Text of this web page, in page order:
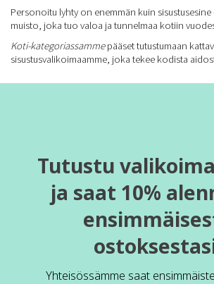
Personoitu lyhty on enemmän kuin sisustusesine
muisto, joka tuo valoa ja tunnelmaa kotiin
Koti-kategoriassammepääset tutustumaan
sisustusvalikoimaamme, joka tekee kodista
Tutustu
ja saat 10%
Yhteisössämme saat